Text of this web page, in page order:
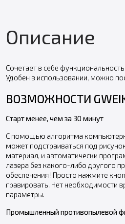
Описание
Сочетает в себе функциональность
Удобен в использовании, можно
ВОЗМОЖНОСТИ
Старт менее, чем за 30 минут
С помощью алгоритма
может подстраиваться под
материал, и автоматически
лазера без какого-либо другого
обеспечения! Просто нажмите
гравировать. Нет необходимости
параметры.
Промышленный противопылевой